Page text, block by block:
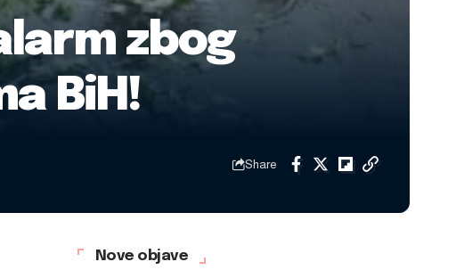
zbog
BiH!
Share
Nove objave